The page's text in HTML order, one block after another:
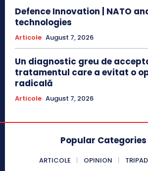
Defence Innovation | NATO
technologies
Articole August 7, 2026
Un diagnostic greu de
tratamentul care a evitat o
radicală
Articole August 7, 2026
Popular Categories
ARTICOLE OPINION